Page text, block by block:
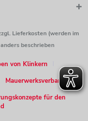
Lieferkosten (werden im
beschrieben
von Klinkern
Mauerwerksverband
für den